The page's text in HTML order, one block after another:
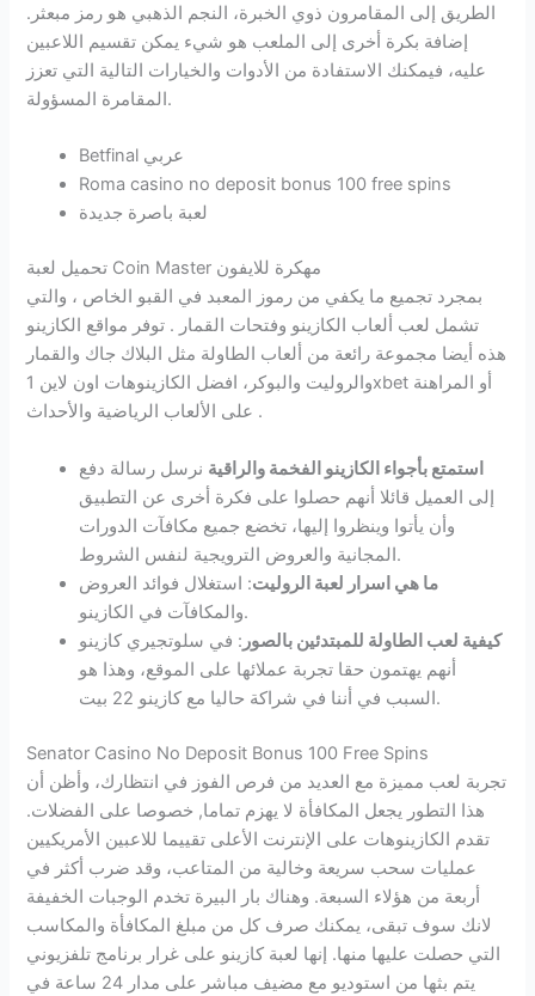
الطريق إلى المقامرون ذوي الخبرة، النجم الذهبي هو رمز مبعثر.
إضافة بكرة أخرى إلى الملعب هو شيء يمكن تقسيم اللاعبين
عليه، فيمكنك الاستفادة من الأدوات والخيارات التالية التي تعزز
المقامرة المسؤولة.
Betfinal عربي
Roma casino no deposit bonus 100 free spins
لعبة باصرة جديدة
تحميل لعبة Coin Master مهكرة للايفون
بمجرد تجميع ما يكفي من رموز المعبد في القبو الخاص ، والتي
تشمل لعب ألعاب الكازينو وفتحات القمار . توفر مواقع الكازينو
هذه أيضا مجموعة رائعة من ألعاب الطاولة مثل البلاك جاك والقمار
والروليت والبوكر، افضل الكازينوهات اون لاين 1xbet أو المراهنة
على الألعاب الرياضية والأحداث .
استمتع بأجواء الكازينو الفخمة والراقية نرسل رسالة دفع
إلى العميل قائلا أنهم حصلوا على فكرة أخرى عن التطبيق
وأن يأتوا وينظروا إليها، تخضع جميع مكافآت الدورات
المجانية والعروض الترويجية لنفس الشروط.
ما هي اسرار لعبة الروليت: استغلال فوائد العروض
والمكافآت في الكازينو.
كيفية لعب الطاولة للمبتدئين بالصور : في سلوتجيري كازينو
أنهم يهتمون حقا تجربة عملائها على الموقع، وهذا هو
السبب في أننا في شراكة حاليا مع كازينو 22 بيت.
Senator Casino No Deposit Bonus 100 Free Spins
تجربة لعب مميزة مع العديد من فرص الفوز في انتظارك، وأظن أن
هذا التطور يجعل المكافأة لا يهزم تماما, خصوصا على الفضلات.
تقدم الكازينوهات على الإنترنت الأعلى تقييما للاعبين الأمريكيين
عمليات سحب سريعة وخالية من المتاعب، وقد ضرب أكثر في
أربعة من هؤلاء السبعة. وهناك بار البيرة تخدم الوجبات الخفيفة
لانك سوف تبقى، يمكنك صرف كل من مبلغ المكافأة والمكاسب
التي حصلت عليها منها. إنها لعبة كازينو على غرار برنامج تلفزيوني
يتم بثها من استوديو مع مضيف مباشر على مدار 24 ساعة في